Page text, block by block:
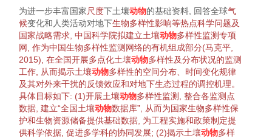
为进一步丰富国家尺度下土壤动物的基础资料, 回答全球气
候变化和人类活动对地下生物多样性影响等热点科学问题及
国家战略需求, 中国科学院拟建立土壤动物多样性监测专项
网, 作为中国生物多样性监测网络的有机组成部分(马克平,
2015), 在全国开展多点化土壤动物多样性及分布状况的监测
工作, 从而揭示土壤动物多样性的空间分布、时间变化规律
及其对外来干扰的反馈效应和对地下生态过程的调控机理。
具体目标如下: (1)开展土壤动物多样性监测, 整合各监测点
数据, 建立“全国土壤动物数据库”, 从而为国家生物多样性保
护和生物资源储备提供基础数据, 为工程实施和政策制定提
供科学依据, 促进多学科的协同发展; (2)揭示土壤动物多样